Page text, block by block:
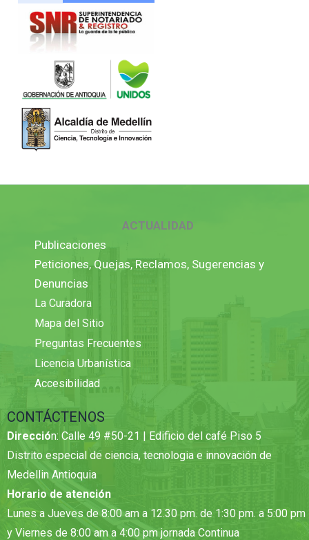
ACTUALIDAD
Publicaciones
Peticiones, Quejas, Reclamos, Sugerencias y
Denuncias
La Curadora
Mapa del Sitio
Preguntas Frecuentes
Licencia Urbanística
Accesibilidad
CONTÁCTENOS
Dirección: Calle 49 #50-21 | Edificio del café Piso 5
Distrito especial de ciencia, tecnologia e innovación de
Medellin Antioquia
Horario de atención
Lunes a Jueves de 8:00 am a 12.30 pm. de 1:30 pm. a 5:00 pm
y Viernes de 8:00 am a 4:00 pm jornada Continua